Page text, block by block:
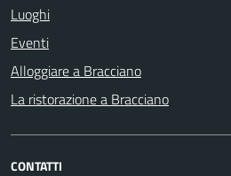
Luoghi
Eventi
Alloggiare a Bracciano
La ristorazione a Bracciano
CONTATTI